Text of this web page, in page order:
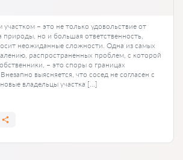
– это не только удовольствие от
природы, но и большая ответственность,
неожиданные сложности. Одна из самых
распространенных проблем, с которой
– это споры о границах
выясняется, что сосед не согласен с
владельцы участка […]